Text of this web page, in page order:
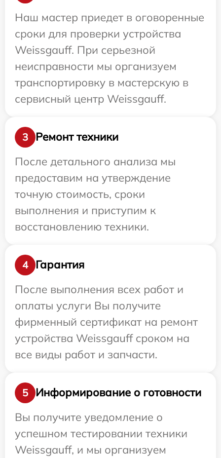
Наш мастер приедет в оговоренные
сроки для проверки устройства
Weissgauff. При серьезной
неисправности мы организуем
транспортировку в мастерскую в
сервисный центр Weissgauff.
3
Ремонт техники
После детального анализа мы
предоставим на утверждение
точную стоимость, сроки
выполнения и приступим к
восстановлению техники.
4
Гарантия
После выполнения всех работ и
оплаты услуги Вы получите
фирменный сертификат на ремонт
устройства Weissgauff сроком на
все виды работ и запчасти.
5
Информирование о готовности
Вы получите уведомление о
успешном тестировании техники
Weissgauff, и мы организуем